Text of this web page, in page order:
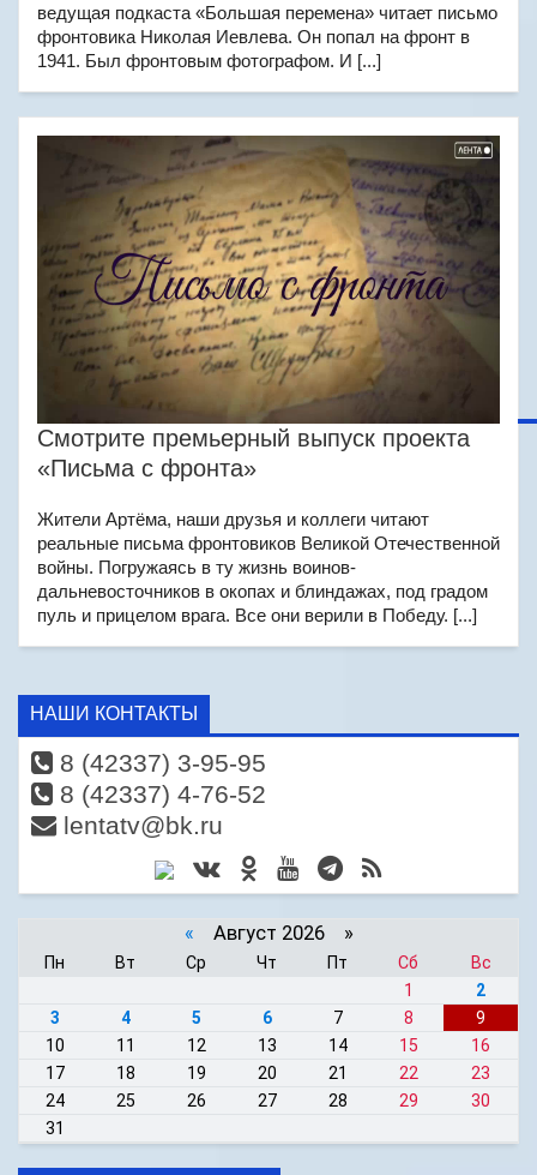
ведущая подкаста «Большая перемена» читает письмо
фронтовика Николая Иевлева. Он попал на фронт в
1941. Был фронтовым фотографом. И [...]
Смотрите премьерный выпуск проекта
«Письма с фронта»
Жители Артёма, наши друзья и коллеги читают
реальные письма фронтовиков Великой Отечественной
войны. Погружаясь в ту жизнь воинов-
дальневосточников в окопах и блиндажах, под градом
пуль и прицелом врага. Все они верили в Победу. [...]
НАШИ КОНТАКТЫ
8 (42337) 3-95-95
8 (42337) 4-76-52
lentatv@bk.ru
« Август 2026 »
Пн Вт Ср Чт Пт Сб
Вс
1
2
3
4 5 6 7 8
9
10
11 12 13 14 15
16
17
18 19 20 21 22
23
24
25 26 27 28 29
30
31